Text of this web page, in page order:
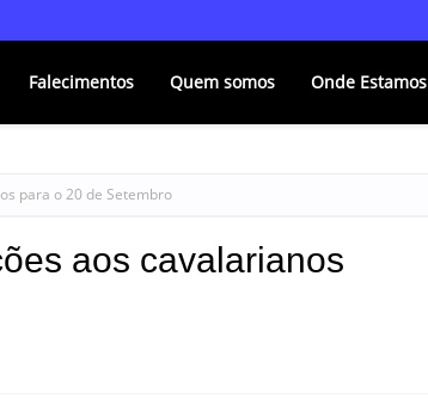
Falecimentos Quem somos Onde Estamos
para o 20 de Setembro
aos cavalarianos